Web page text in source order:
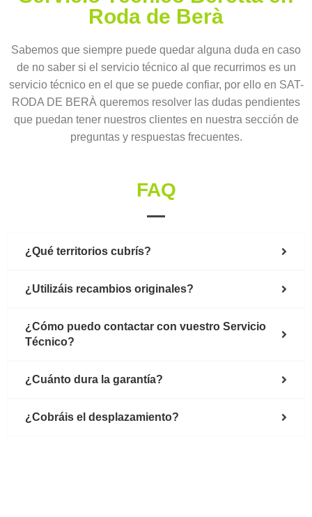
Roda de Berà
Sabemos que siempre puede quedar alguna duda en caso
de no saber si el servicio técnico al que recurrimos es un
servicio técnico en el que se puede confiar, por ello en SAT-
RODA DE BERÀ queremos resolver las dudas pendientes
que puedan tener nuestros clientes en nuestra sección de
preguntas y respuestas frecuentes.
FAQ
¿Qué territorios cubrís?
¿Utilizáis recambios originales?
¿Cómo puedo contactar con vuestro Servicio
Técnico?
¿Cuánto dura la garantía?
¿Cobráis el desplazamiento?